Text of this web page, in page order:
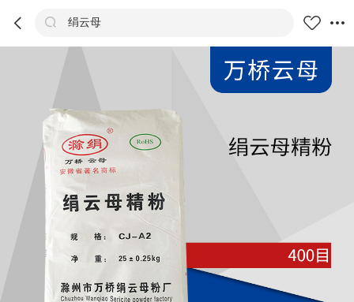
  绢云母 
详情 推荐